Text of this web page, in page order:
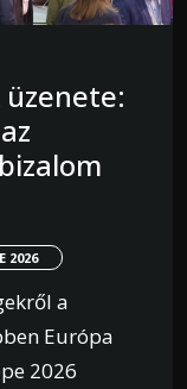
2026
a
Európa
2026